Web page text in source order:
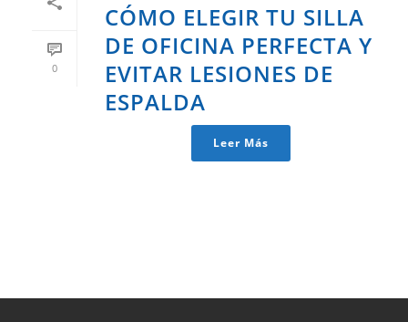
0
CÓMO ELEGIR TU SILLA
DE OFICINA PERFECTA Y
EVITAR LESIONES DE
ESPALDA
Leer Más